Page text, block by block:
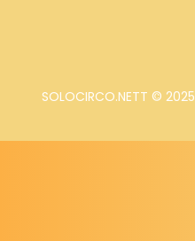
SOLOCIRCO.NETT © 2025